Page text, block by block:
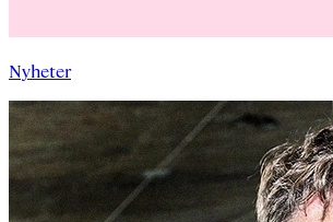
Nyheter